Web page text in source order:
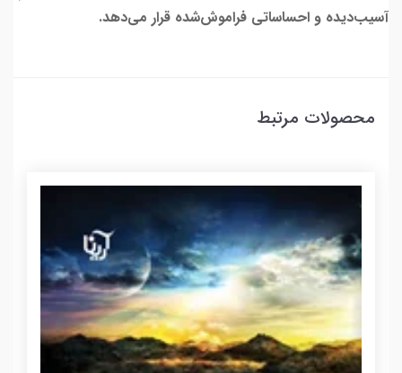
آسیب‌دیده و احساساتی فراموش‌شده قرار می‌دهد.
محصولات مرتبط